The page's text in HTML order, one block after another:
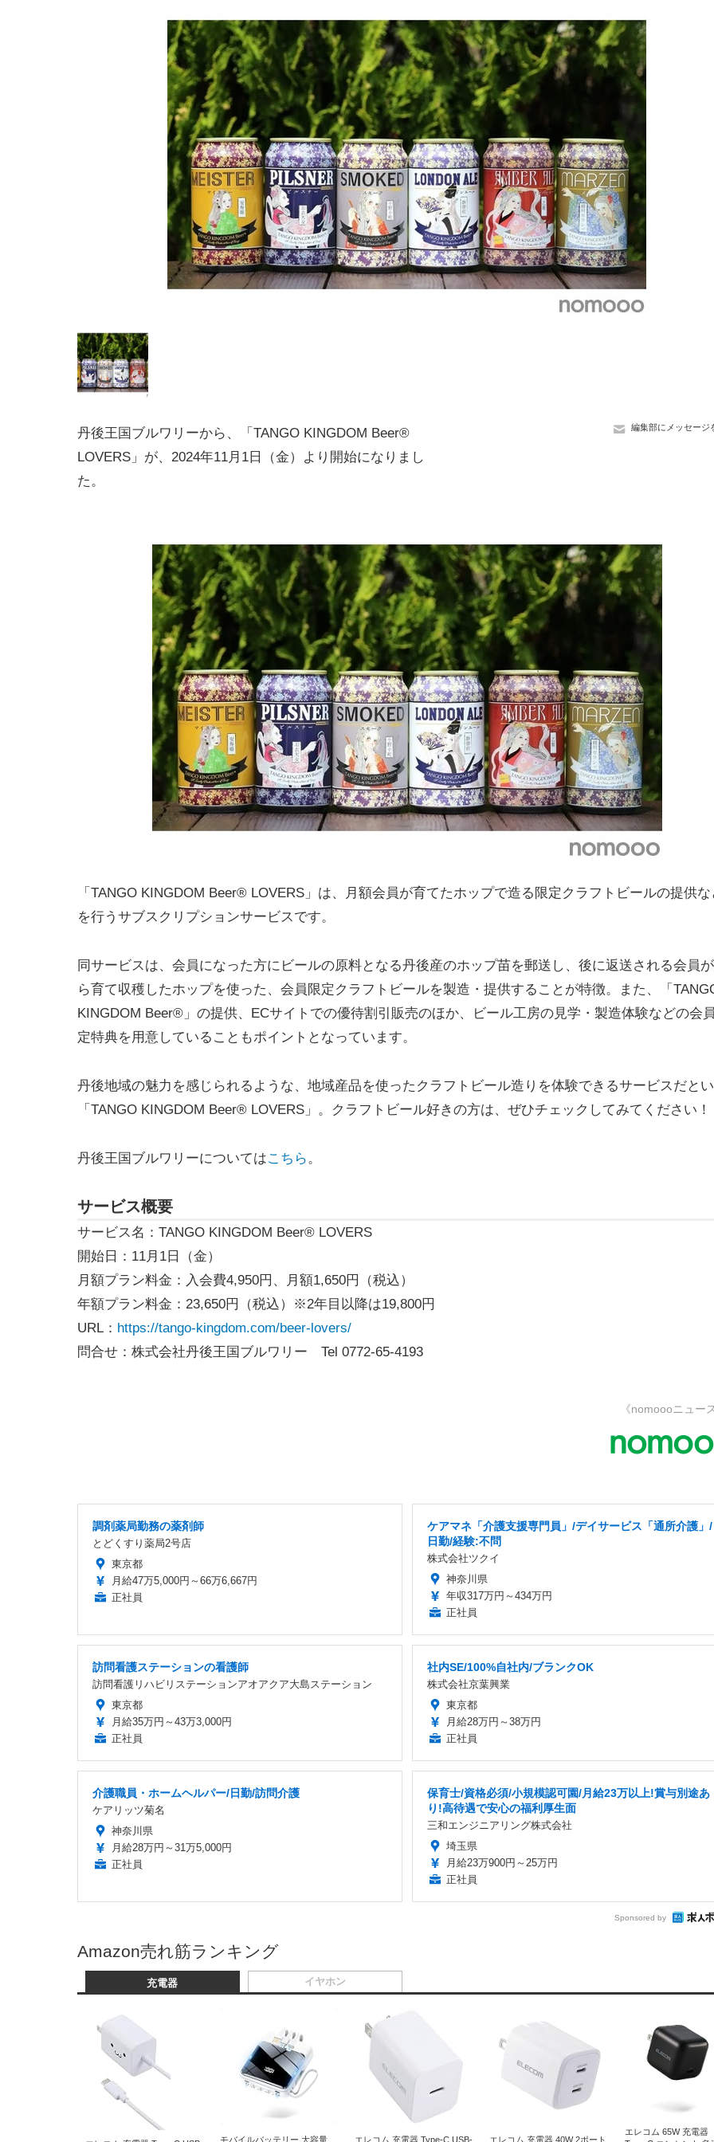
編集部にメッセージ
丹後王国ブルワリーから、「TANGO KINGDOM Beer®
LOVERS」が、2024年11月1日（金）より開始になりまし
た。
「TANGO KINGDOM Beer® LOVERS」は、月額会員が育てたホップで造る限定クラフトビールの提供な
を行うサブスクリプションサービスです。
同サービスは、会員になった方にビールの原料となる丹後産のホップ苗を郵送し、後に返送される会員
ら育て収穫したホップを使った、会員限定クラフトビールを製造・提供することが特徴。また、「
KINGDOM Beer®」の提供、ECサイトでの優待割引販売のほか、ビール工房の見学・製造体験などの会
定特典を用意していることもポイントとなっています。
丹後地域の魅力を感じられるような、地域産品を使ったクラフトビール造りを体験できるサービスだとい
「TANGO KINGDOM Beer® LOVERS」。クラフトビール好きの方は、ぜひチェックしてみてください！
丹後王国ブルワリーについてはこちら 。
サービス概要
サービス名：TANGO KINGDOM Beer® LOVERS
開始日：11月1日（金）
月額プラン料金：入会費4,950円、月額1,650円（税込）
年額プラン料金：23,650円（税込）※2年目以降は19,800円
URL： https://tango-kingdom.com/beer-lovers/
問合せ：株式会社丹後王国ブルワリー Tel 0772-65-4193
《nomoooニュー
調剤薬局勤務の薬剤師
とどくすり薬局2号店
東京都
月給47万5,000円～66万6,667円
正社員
ケアマネ「介護支援専門員」/デイサービス「通所介護」/
日勤/経験:不問
株式会社ツクイ
神奈川県
年収317万円～434万円
正社員
訪問看護ステーションの看護師
訪問看護リハビリステーションアオアクア大島ステーション
東京都
月給35万円～43万3,000円
正社員
社内SE/100%自社内/ブランクOK
株式会社京葉興業
東京都
月給28万円～38万円
正社員
介護職員・ホームヘルパー/日勤/訪問介護
ケアリッツ菊名
神奈川県
月給28万円～31万5,000円
正社員
保育士/資格必須/小規模認可園/月給23万以上!賞与別途あ
り!高待遇で安心の福利厚生面
三和エンジニアリング株式会社
埼玉県
月給23万900円～25万円
正社員
Sponsored by
Amazon売れ筋ランキング
充電器
モバイルバッテリー 大容量 エレコム 充電器 Type-C USB- エレコム 充電器 40W 2ポート
エレコム 65W 充電器
イヤホン